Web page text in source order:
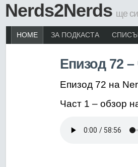
Nerds2Nerds ще
HOME ЗА ПОДКАСТА
Епизод 72
Епизод 72 на
Част 1 – обзор